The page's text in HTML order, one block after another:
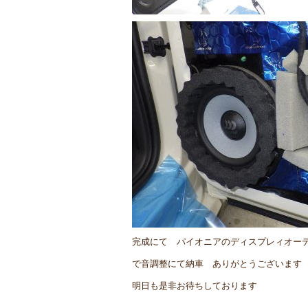
完成にて パイオニアのディスプレィオー
で音調整にて納車 ありがとうございます
明日も是非お待ちしております